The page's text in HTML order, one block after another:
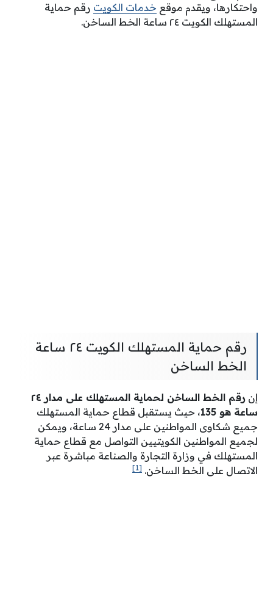
واحتكارها، ويقدم موقع خدمات الكويت رقم حماية
المستهلك الكويت ٢٤ ساعة الخط الساخن.
رقم حماية المستهلك الكويت ٢٤ ساعة
الخط الساخن
إن
رقم الخط الساخن لحماية المستهلك على مدار ٢٤
ساعة هو 135
، حيث يستقبل قطاع حماية المستهلك
جميع شكاوى المواطنين على مدار 24 ساعة، ويمكن
لجميع المواطنين الكويتيين التواصل مع قطاع حماية
المستهلك في وزارة التجارة والصناعة مباشرة عبر
الاتصال على الخط الساخن. [1]